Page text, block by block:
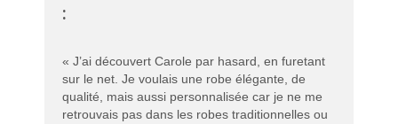
:
« J’ai découvert Carole par hasard, en furetant
sur le net. Je voulais une robe élégante, de
qualité, mais aussi personnalisée car je ne me
retrouvais pas dans les robes traditionnelles ou